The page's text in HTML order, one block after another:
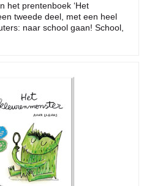
het prentenboek ‘Het
tweede deel, met een heel
naar school gaan! School,